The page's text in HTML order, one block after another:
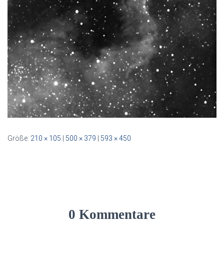
Größe: 210 × 105 500 × 379 593 × 450
0 Kommentare